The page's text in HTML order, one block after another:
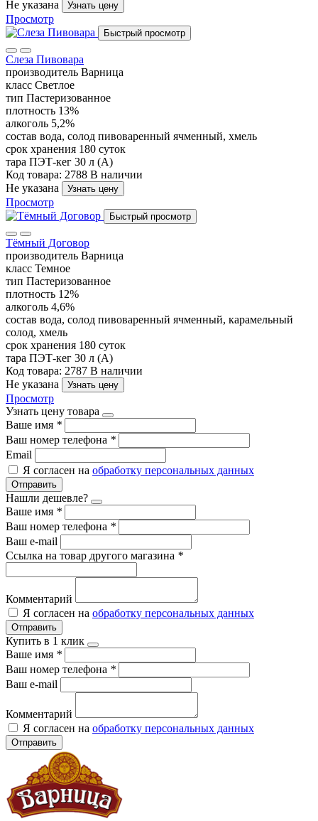
Не указана
Узнать цену
Просмотр
Быстрый просмотр
Слеза Пивовара
производитель Варница
класс Светлое
тип Пастеризованное
плотность 13%
алкоголь 5,2%
состав вода, солод пивоваренный ячменный, хмель
срок хранения 180 суток
тара ПЭТ-кег 30 л (А)
Код товара: 2788 В наличии
Не указана
Узнать цену
Просмотр
Быстрый просмотр
Тёмный Договор
производитель Варница
класс Темное
тип Пастеризованное
плотность 12%
алкоголь 4,6%
состав вода, солод пивоваренный ячменный, карамельный
солод, хмель
срок хранения 180 суток
тара ПЭТ-кег 30 л (А)
Код товара: 2787 В наличии
Не указана
Узнать цену
Просмотр
Узнать цену товара
Ваше имя *
Ваш номер телефона *
Email
Я согласен на обработку персональных данных
Отправить
Нашли дешевле?
Ваше имя *
Ваш номер телефона *
Ваш e-mail
Ссылка на товар другого магазина *
Комментарий
Я согласен на обработку персональных данных
Отправить
Купить в 1 клик
Ваше имя *
Ваш номер телефона *
Ваш e-mail
Комментарий
Я согласен на обработку персональных данных
Отправить